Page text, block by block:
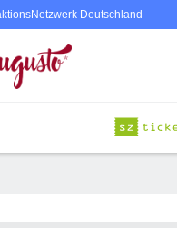
Deutschland